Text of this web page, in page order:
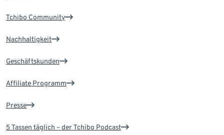
Tchibo Community
Nachhaltigkeit
Geschäftskunden
Affiliate Programm
Presse
5 Tassen täglich – der Tchibo Podcast